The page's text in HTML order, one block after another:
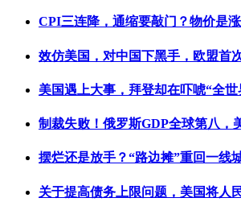
CPI三连降，通缩要敲门？物价是
效仿美国，对中国下黑手，欧盟首
美国遇上大事，拜登却在吓唬“全世
制裁失败！俄罗斯GDP全球第八，
摆烂还是放手？“路边摊”重回一线
关于提高债务上限问题，美国将人